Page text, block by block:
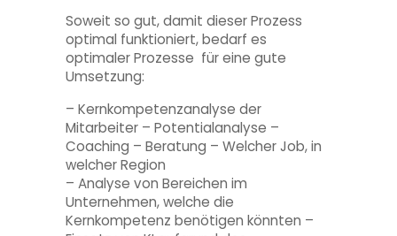
Soweit so gut, damit dieser Prozess
optimal funktioniert, bedarf es
optimaler Prozesse für eine gute
Umsetzung:
– Kernkompetenzanalyse der
Mitarbeiter – Potentialanalyse –
Coaching – Beratung – Welcher Job, in
welcher Region
– Analyse von Bereichen im
Unternehmen, welche die
Kernkompetenz benötigen könnten –